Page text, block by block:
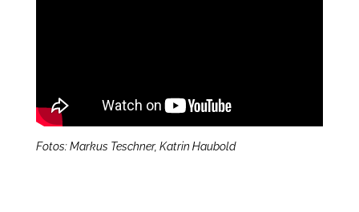
Fotos: Markus Teschner, Katrin Haubold